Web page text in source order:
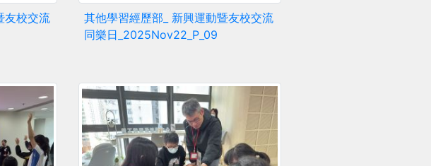
友校交流
其他學習經歷部_ 新興運動暨友校交流
同樂日_2025Nov22_P_09